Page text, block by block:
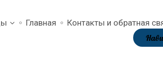
Главная Контакты и обратная